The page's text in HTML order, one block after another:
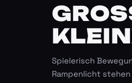
Spielerisch
Rampenlicht